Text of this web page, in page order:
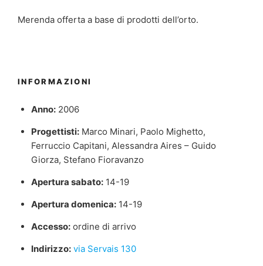
Merenda offerta a base di prodotti dell’orto.
INFORMAZIONI
Anno:2006
Progettisti:Marco Minari, Paolo Mighetto,
Ferruccio Capitani, Alessandra Aires – Guido
Giorza, Stefano Fioravanzo
Apertura sabato:14-19
Apertura domenica:14-19
Accesso:ordine di arrivo
Indirizzo: via Servais 130